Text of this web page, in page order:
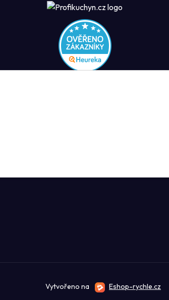
Vytvořeno na Eshop-rychle.cz